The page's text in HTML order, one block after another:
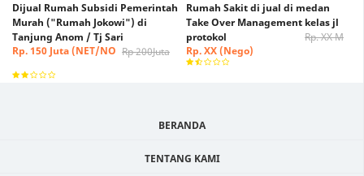
Dijual Rumah Subsidi Pemerintah
Murah ("Rumah Jokowi") di
Tanjung Anom / Tj Sari
Rp 200Juta
Rp. 150 Juta (NET/NO
Rumah Sakit di jual di medan
Take Over Management kelas jl
protokol
Rp. XX M
Rp. XX (Nego)
BERANDA
TENTANG KAMI